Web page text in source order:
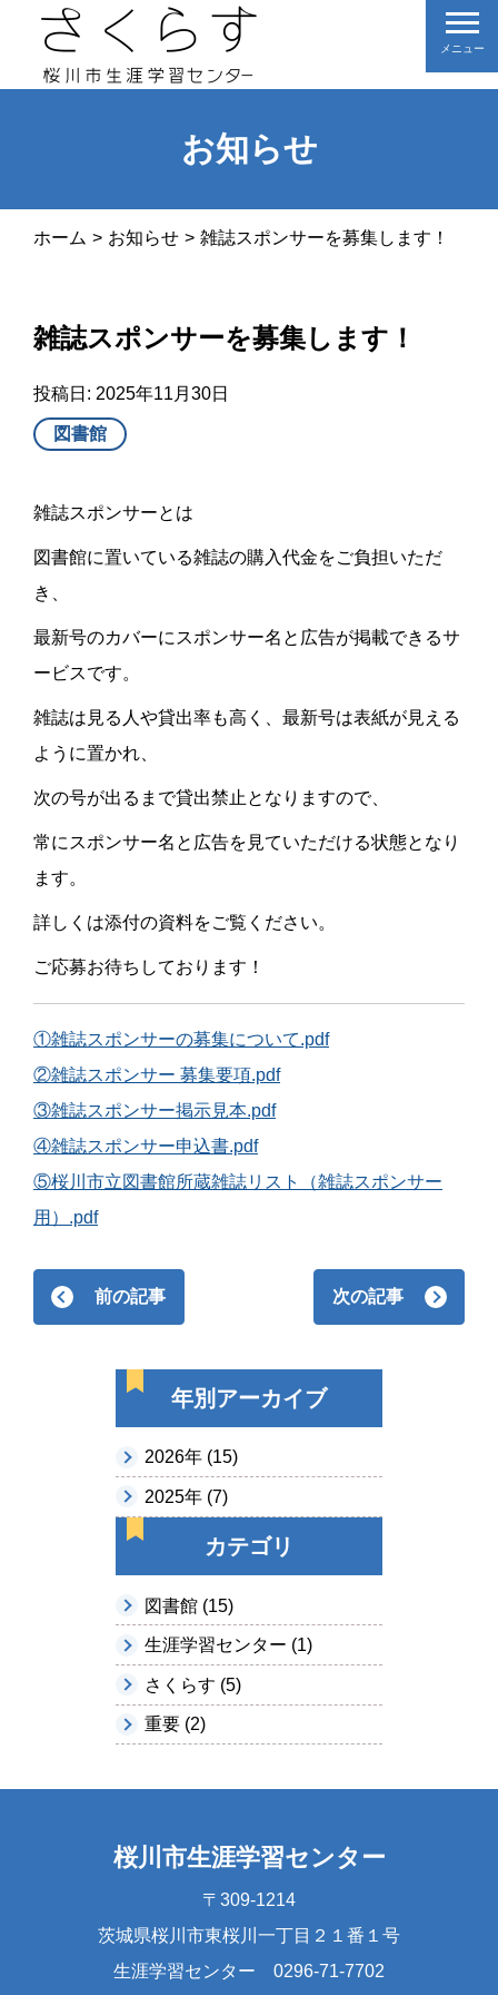
メニュー
お知らせ
ホーム お知らせ 雑誌スポンサーを募集します！
年別アーカイブ
2026年 (15)
2025年 (7)
カテゴリ
図書館 (15)
生涯学習センター (1)
さくらす (5)
重要 (2)
雑誌スポンサーを募集します！
投稿日: 2025年11月30日
図書館
雑誌スポンサーとは
図書館に置いている雑誌の購入代金をご負担いただ
き、
最新号のカバーにスポンサー名と広告が掲載できるサ
ービスです。
雑誌は見る人や貸出率も高く、最新号は表紙が見える
ように置かれ、
次の号が出るまで貸出禁止となりますので、
常にスポンサー名と広告を見ていただける状態となり
ます。
詳しくは添付の資料をご覧ください。
ご応募お待ちしております！
①雑誌スポンサーの募集について.pdf
②雑誌スポンサー 募集要項.pdf
③雑誌スポンサー掲示見本.pdf
④雑誌スポンサー申込書.pdf
⑤桜川市立図書館所蔵雑誌リスト（雑誌スポンサー
用）.pdf
前の記事 次の記事
桜川市生涯学習センター
〒309-1214
茨城県桜川市東桜川一丁目２１番１号
生涯学習センター 0296-71-7702